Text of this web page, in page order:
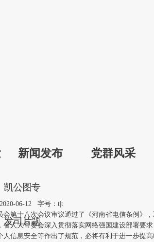
新闻发布
凯
发
公
司
图
片
专
题
党群风采
06-12 字号： t t
第十八次会议审议通过了《河南省电信条例》，
人大常委会深入贯彻落实网络强国建设部署要
信息安全等作出了规范，必将有利于进一步提